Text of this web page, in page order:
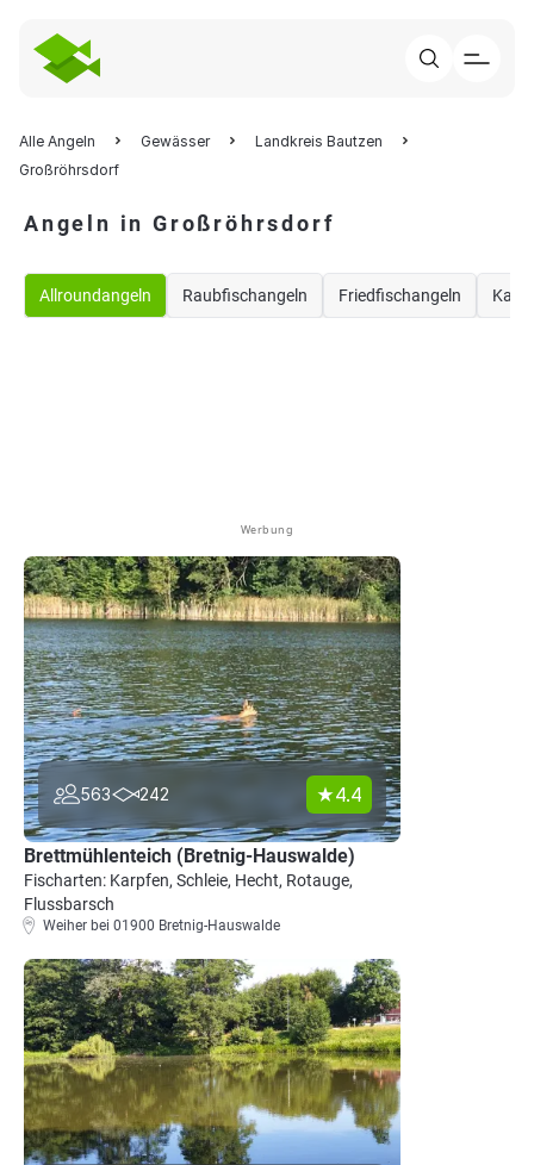
Alle Angeln Gewässer
Landkreis Bautzen
Großröhrsdorf
Angeln in Großröhrsdorf
Allroundangeln Raubfischangeln Friedfischangeln
Werbung
563 242 4.4
Brettmühlenteich (Bretnig-Hauswalde)
Fischarten: Karpfen, Schleie, Hecht, Rotauge,
Flussbarsch
Weiher bei 01900 Bretnig-Hauswalde